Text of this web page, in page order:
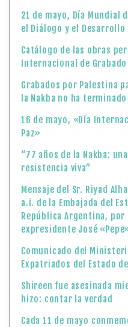
21 de mayo, Día Mundial
el Diálogo y el Desarrollo
Catálogo de las obras
Internacional de
Grabados por Palestina
la Nakba no ha terminado
16 de mayo, «Día
Paz»
“77 años de la Nakba:
resistencia viva”
Mensaje del Sr. Riyad
a.i. de la Embajada del
República Argentina,
expresidente José
Comunicado del
Expatriados del Estado
Shireen fue asesinada
hizo: contar la verdad
Cada 11 de mayo